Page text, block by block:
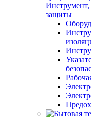
Инструмент,
защиты